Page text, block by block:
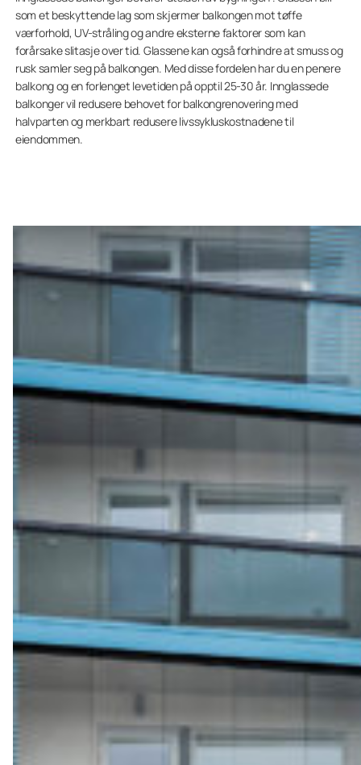
som et beskyttende lag som skjermer balkongen mot tøffe
værforhold, UV-stråling og andre eksterne faktorer som kan
forårsake slitasje over tid. Glassene kan også forhindre at smuss og
rusk samler seg på balkongen. Med disse fordelen har du en penere
balkong og en forlenget levetiden på opptil 25-30 år. Innglassede
balkonger vil redusere behovet for balkongrenovering med
halvparten og merkbart redusere livssykluskostnadene til
eiendommen.